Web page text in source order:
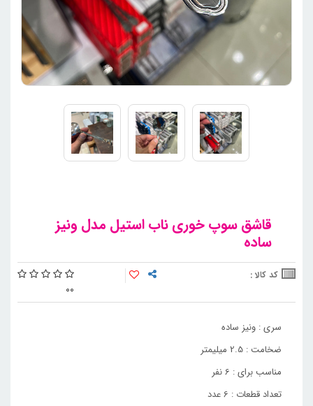
قاشق سوپ خوری ناب استیل مدل ونیز
ساده
کد کالا :
00
سری : ونیز ساده
ضخامت : 2.5 میلیمتر
مناسب برای : 6 نفر
تعداد قطعات : 6 عدد